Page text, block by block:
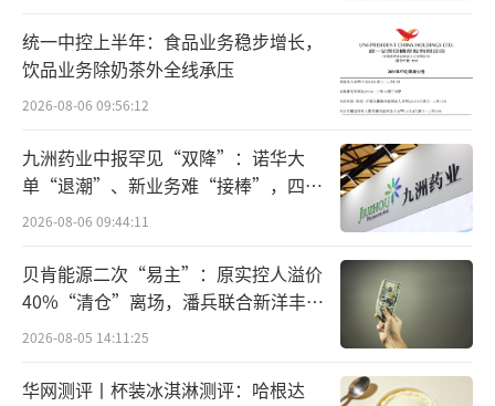
汇源报恩
国中水务主营污水处理业务，年收入规模
并不大，近年经营乏力。
2021年至2022年，公司收入分别为3.85亿
1.16亿元。
辗转寻求转型路径的当口，终于遇到了一
个机会。2021年1月，已上市14年的汇源果
统一中控上半年：食品业务稳步增长，
饮品业务除奶茶外全线承压
2026-08-06 09:56:12
九洲药业中报罕见“双降”：诺华大
单“退潮”、新业务难“接棒”，四大
难关待闯
2026-08-06 09:44:11
贝肯能源二次“易主”：原实控人溢价
40%“清仓”离场，潘兵联合新洋丰、
宏科百世拟入主
2026-08-05 14:11:25
华网测评丨杯装冰淇淋测评：哈根达